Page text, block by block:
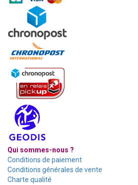
Qui sommes-nous ?
Conditions de paiement
Conditions générales de vente
Charte qualité